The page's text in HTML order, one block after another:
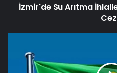
İzmir'de Su Arıtma
Büyükelçiliği
Maslahatgüzarını